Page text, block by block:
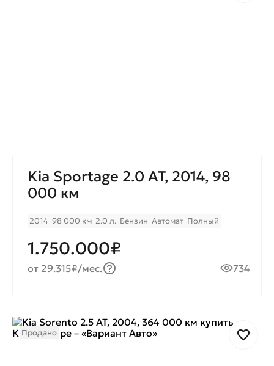
Kia Sportage 2.0 AT, 2014, 98
000 км
2014 98 000 км 2.0 л. Бензин Автомат Полный
1.750.000₽
от 29.315₽/мес. 734
Продано